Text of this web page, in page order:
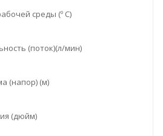
среды (º С)
(поток)(л/мин)
(напор) (м)
(дюйм)